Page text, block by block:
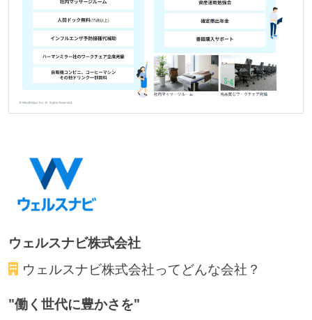
トラフィック数が多い（数千rps以上）
1つのプロダクトを5チーム以上の開発チーム（ストリ
ームアラインド、プラットフォーム等）で分担して開
発・運用している
バックアップ容量（数TB以上）
労働環境の自由度
2年以内に未就学児を子育てしながら働いていたエン
ジニアがいる
フレックスタイム制または裁量労働制を採用している
メンバーの多様性
開発メンバーの新卒採用を実施している
待遇・福利厚生
ウェルスナビ株式会社
ウェルスナビ株式会社ってどんな会社？
"働く世代に豊かさを"